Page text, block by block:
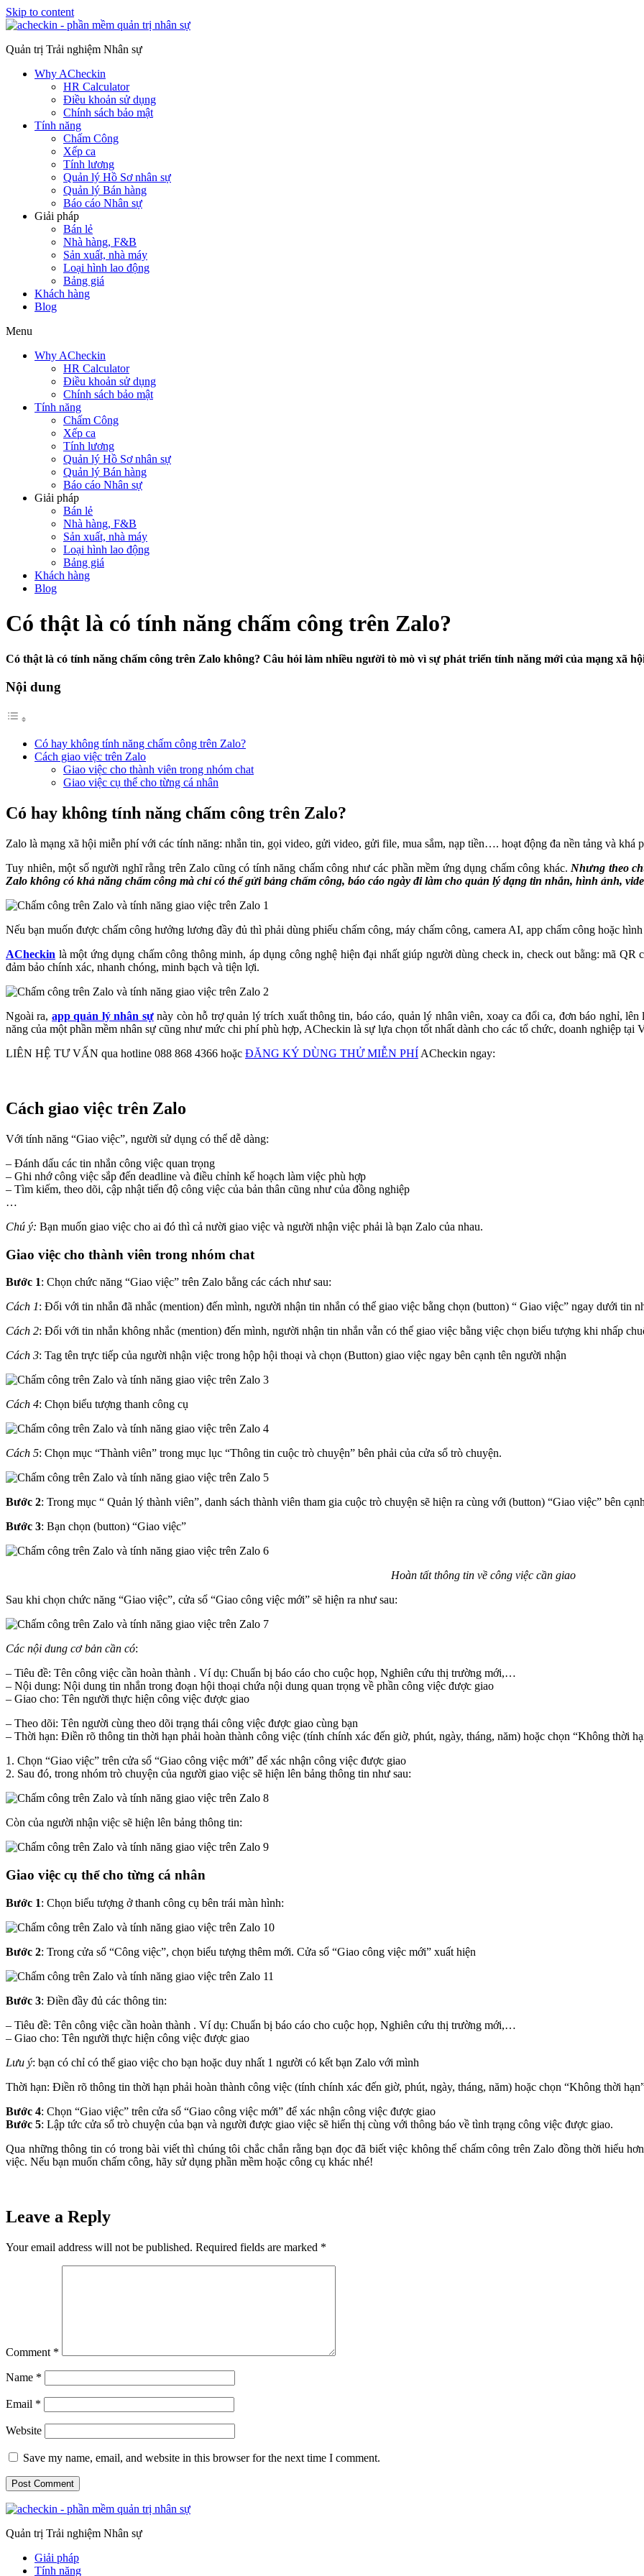
Skip to content
Quản trị Trải nghiệm Nhân sự
Why ACheckin
HR Calculator
Điều khoản sử dụng
Chính sách bảo mật
Tính năng
Chấm Công
Xếp ca
Tính lương
Quản lý Hồ Sơ nhân sự
Quản lý Bán hàng
Báo cáo Nhân sự
Giải pháp
Bán lẻ
Nhà hàng, F&B
Sản xuất, nhà máy
Loại hình lao động
Bảng giá
Khách hàng
Blog
Menu
Why ACheckin
HR Calculator
Điều khoản sử dụng
Chính sách bảo mật
Tính năng
Chấm Công
Xếp ca
Tính lương
Quản lý Hồ Sơ nhân sự
Quản lý Bán hàng
Báo cáo Nhân sự
Giải pháp
Bán lẻ
Nhà hàng, F&B
Sản xuất, nhà máy
Loại hình lao động
Bảng giá
Khách hàng
Blog
Có thật là có tính năng chấm công trên Zalo?
Có thật là có tính năng chấm công trên Zalo không? Câu hỏi làm nhiều người tò mò vì sự phát triển tính năng mới của mạng xã
Nội dung
Có hay không tính năng chấm công trên Zalo?
Cách giao việc trên Zalo
Giao việc cho thành viên trong nhóm chat
Giao việc cụ thể cho từng cá nhân
Có hay không tính năng chấm công trên Zalo?
Zalo là mạng xã hội miễn phí với các tính năng: nhắn tin, gọi video, gửi video, gửi file, mua sắm, nạp tiền…. hoạt động đa nền tảng và khá
Tuy nhiên, một số người nghĩ rằng trên Zalo cũng có tính năng chấm công như các phần mềm ứng dụng chấm công khác. Nhưng theo
Zalo không có khả năng chấm công mà chỉ có thể gửi bảng chấm công, báo cáo ngày đi làm cho quản lý dạng tin nhắn, hình ảnh,
Nếu bạn muốn được chấm công hưởng lương đầy đủ thì phải dùng phiếu chấm công, máy chấm công, camera AI, app chấm công hoặc
ACheckin là một ứng dụng chấm công thông minh, áp dụng công nghệ hiện đại nhất giúp người dùng check in, check out bằng: mã
đảm bảo chính xác, nhanh chóng, minh bạch và tiện lợi.
Ngoài ra, app quản lý nhân sựnày còn hỗ trợ quản lý trích xuất thông tin, báo cáo, quản lý nhân viên, xoay ca đổi ca, đơn báo nghỉ,
năng của một phần mềm nhân sự cũng như mức chi phí phù hợp, ACheckin là sự lựa chọn tốt nhất dành cho các tổ chức, doanh nghiệp tại
LIÊN HỆ TƯ VẤN qua hotline 088 868 4366 hoặc ĐĂNG KÝ DÙNG THỬ MIỄN PHÍ ACheckin ngay:
Cách giao việc trên Zalo
Với tính năng “Giao việc”, người sử dụng có thể dễ dàng:
– Đánh dấu các tin nhắn công việc quan trọng
– Ghi nhớ công việc sắp đến deadline và điều chỉnh kế hoạch làm việc phù hợp
– Tìm kiếm, theo dõi, cập nhật tiến độ công việc của bản thân cũng như của đồng nghiệp
…
Chú ý: Bạn muốn giao việc cho ai đó thì cả nười giao việc và người nhận việc phải là bạn Zalo của nhau.
Giao việc cho thành viên trong nhóm chat
Bước 1: Chọn chức năng “Giao việc” trên Zalo bằng các cách như sau:
Cách 1: Đối với tin nhắn đã nhắc (mention) đến mình, người nhận tin nhắn có thể giao việc bằng chọn (button) “ Giao việc” ngay dưới tin
Cách 2: Đối với tin nhắn không nhắc (mention) đến mình, người nhận tin nhắn vẫn có thể giao việc bằng việc chọn biểu tượng khi nhấp
Cách 3: Tag tên trực tiếp của người nhận việc trong hộp hội thoại và chọn (Button) giao việc ngay bên cạnh tên người nhận
Cách 4: Chọn biểu tượng thanh công cụ
Cách 5: Chọn mục “Thành viên” trong mục lục “Thông tin cuộc trò chuyện” bên phải của cửa sổ trò chuyện.
Bước 2: Trong mục “ Quản lý thành viên”, danh sách thành viên tham gia cuộc trò chuyện sẽ hiện ra cùng với (button) “Giao việc” bên
Bước 3: Bạn chọn (button) “Giao việc”
Hoàn tất thông tin về công việc cần giao
Sau khi chọn chức năng “Giao việc”, cửa sổ “Giao công việc mới” sẽ hiện ra như sau:
Các nội dung cơ bản cần có:
– Tiêu đề: Tên công việc cần hoàn thành . Ví dụ: Chuẩn bị báo cáo cho cuộc họp, Nghiên cứu thị trường mới,…
– Nội dung: Nội dung tin nhắn trong đoạn hội thoại chứa nội dung quan trọng về phần công việc được giao
– Giao cho: Tên người thực hiện công việc được giao
– Theo dõi: Tên người cùng theo dõi trạng thái công việc được giao cùng bạn
– Thời hạn: Điền rõ thông tin thời hạn phải hoàn thành công việc (tính chính xác đến giờ, phút, ngày, tháng, năm) hoặc chọn “Không thời
1. Chọn “Giao việc” trên cửa sổ “Giao công việc mới” để xác nhận công việc được giao
2. Sau đó, trong nhóm trò chuyện của người giao việc sẽ hiện lên bảng thông tin như sau:
Còn của người nhận việc sẽ hiện lên bảng thông tin:
Giao việc cụ thể cho từng cá nhân
Bước 1: Chọn biểu tượng ở thanh công cụ bên trái màn hình:
Bước 2: Trong cửa sổ “Công việc”, chọn biểu tượng thêm mới. Cửa sổ “Giao công việc mới” xuất hiện
Bước 3: Điền đầy đủ các thông tin:
– Tiêu đề: Tên công việc cần hoàn thành . Ví dụ: Chuẩn bị báo cáo cho cuộc họp, Nghiên cứu thị trường mới,…
– Giao cho: Tên người thực hiện công việc được giao
Lưu ý: bạn có chỉ có thể giao việc cho bạn hoặc duy nhất 1 người có kết bạn Zalo với mình
Thời hạn: Điền rõ thông tin thời hạn phải hoàn thành công việc (tính chính xác đến giờ, phút, ngày, tháng, năm) hoặc chọn “Không thời
Bước 4: Chọn “Giao việc” trên cửa sổ “Giao công việc mới” để xác nhận công việc được giao
Bước 5: Lập tức cửa sổ trò chuyện của bạn và người được giao việc sẽ hiển thị cùng với thông báo về tình trạng công việc được giao.
Qua những thông tin có trong bài viết thì chúng tôi chắc chắn rằng bạn đọc đã biết việc không thể chấm công trên Zalo đồng thời hiểu
việc. Nếu bạn muốn chấm công, hãy sử dụng phần mềm hoặc công cụ khác nhé!
Leave a Reply
Your email address will not be published. Required fields are marked *
Comment *
Name *
Email *
Website
Save my name, email, and website in this browser for the next time I comment.
Quản trị Trải nghiệm Nhân sự
Giải pháp
Tính năng